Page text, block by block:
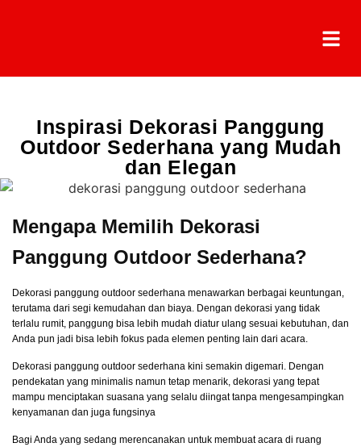
Inspirasi Dekorasi Panggung
Outdoor Sederhana yang Mudah
dan Elegan
Mengapa Memilih Dekorasi
Panggung Outdoor Sederhana?
Dekorasi panggung outdoor sederhana menawarkan berbagai keuntungan,
terutama dari segi kemudahan dan biaya. Dengan dekorasi yang tidak
terlalu rumit, panggung bisa lebih mudah diatur ulang sesuai kebutuhan, dan
Anda pun jadi bisa lebih fokus pada elemen penting lain dari acara.
Dekorasi panggung outdoor sederhana kini semakin digemari. Dengan
pendekatan yang minimalis namun tetap menarik, dekorasi yang tepat
mampu menciptakan suasana yang selalu diingat tanpa mengesampingkan
kenyamanan dan juga fungsinya
Bagi Anda yang sedang merencanakan untuk membuat acara di ruang